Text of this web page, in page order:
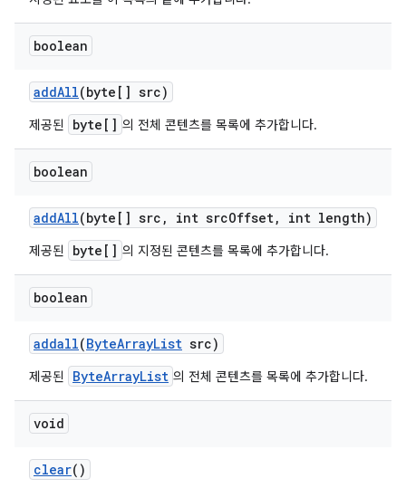
boolean
addAll(byte[] src)
제공된 byte[] 의 전체 콘텐츠를 목록에 추가합니다.
boolean
addAll(byte[] src , int srcOffset, int length)
제공된 byte[] 의 지정된 콘텐츠를 목록에 추가합니다.
boolean
addall(ByteArrayList src)
제공된 ByteArrayList 의 전체 콘텐츠를 목록에 추가합니다.
void
clear()